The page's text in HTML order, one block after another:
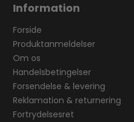
Information
Forside
Produktanmeldelser
Om os
Handelsbetingelser
Forsendelse & levering
Reklamation & returnering
Fortrydelsesret